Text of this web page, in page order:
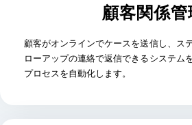
顧客関係
顧客がオンラインでケースを送信し、ス
ローアップの連絡で返信できるシステム
プロセスを自動化します。